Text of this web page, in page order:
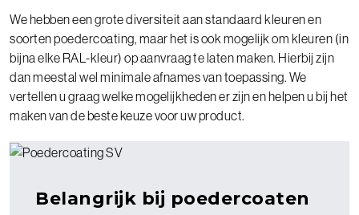
We hebben een grote diversiteit aan standaard kleuren en
soorten poedercoating, maar het is ook mogelijk om kleuren (in
bijna elke RAL-kleur) op aanvraag te laten maken. Hierbij zijn
dan meestal wel minimale afnames van toepassing. We
vertellen u graag welke mogelijkheden er zijn en helpen u bij het
maken van de beste keuze voor uw product.
Belangrijk bij poedercoaten